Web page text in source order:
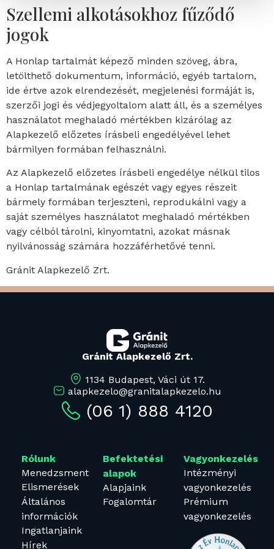
Szellemi alkotásokhoz fűződő
jogok
A Honlap tartalmát képező minden szöveg, ábra,
letölthető dokumentum, információ, egyéb tartalom,
ide értve azok elrendezését, megjelenési formáját is,
szerzői jogi és védjegyoltalom alatt áll, és a személyes
használatot meghaladó mértékben kizárólag az
Alapkezelő előzetes írásbeli engedélyével lehet
bármilyen formában felhasználni.
Az Alapkezelő előzetes írásbeli engedélye nélkül tilos
a Honlap tartalmának egészét vagy egyes részeit
bármely formában terjeszteni, reprodukálni vagy a
saját személyes használatot meghaladó mértékben
vagy célból tárolni, kinyomtatni, azokat másnak
nyilvánosság számára hozzáférhetővé tenni.
Gránit Alapkezelő Zrt.
Gránit Alapkezelő Zrt.
1134 Budapest, Váci út 17.
alapkezelo@granitalapkezelo.hu
(06 1) 888 4120
Rólunk
Menedzsment
Elismerések
Általános
információk
Ingatlanjaink
Hírek
Befektetési
alapok
Alapjaink
Fogalomtár
Vagyonkezelés
Intézményi
vagyonkezelés
Prémium
vagyonkezelés